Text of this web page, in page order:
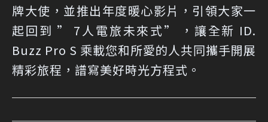
牌大使，並推出年度暖心影片，引領大家一
起回到 ” 7人電旅未來式” ，讓全新 ID.
Buzz Pro S 乘載您和所愛的人共同攜手開展
精彩旅程，譜寫美好時光方程式。